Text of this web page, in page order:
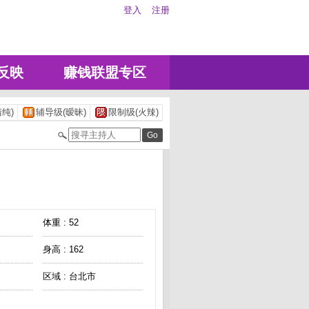
登入 注册
映 赚钱联盟专区
纯) 辅导级(暧昧) 限制级(火辣)
体重 : 52
身高 : 162
区域 : 台北市